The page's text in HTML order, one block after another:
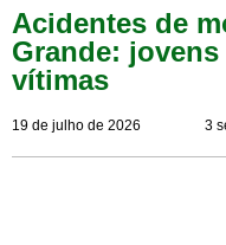
Acidentes de
Grande: jovens
vítimas
19 de julho de 2026 3